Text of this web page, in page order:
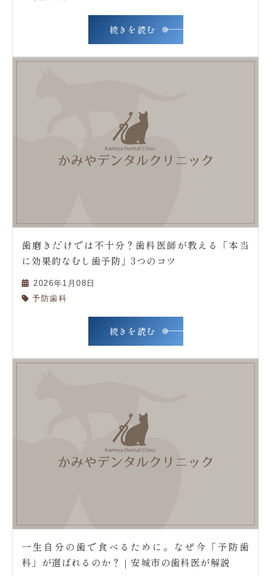
続きを読む
歯磨きだけでは不十分？歯科医師が教える「本当
に効果的なむし歯予防」3つのコツ
2026年1月08日
予防歯科
続きを読む
一生自分の歯で食べるために。なぜ今「予防歯
科」が選ばれるのか？｜安城市の歯科医が解説